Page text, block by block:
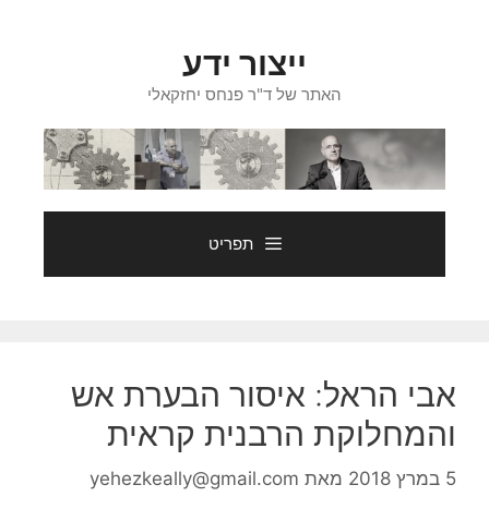
ייצור ידע
האתר של ד"ר פנחס יחזקאלי
תפריט
אבי הראל: איסור הבערת אש
והמחלוקת הרבנית קראית
5 במרץ 2018 מאת yehezkeally@gmail.com